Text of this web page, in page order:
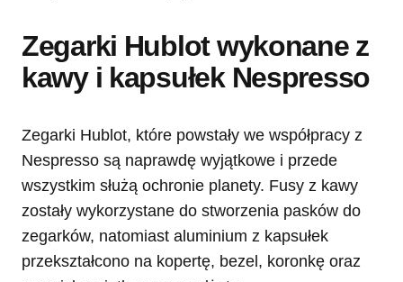
Zegarki Hublot wykonane z
kawy i kapsułek Nespresso
Zegarki Hublot, które powstały we współpracy z
Nespresso są naprawdę wyjątkowe i przede
wszystkim służą ochronie planety. Fusy z kawy
zostały wykorzystane do stworzenia pasków do
zegarków, natomiast aluminium z kapsułek
przekształcono na kopertę, bezel, koronkę oraz